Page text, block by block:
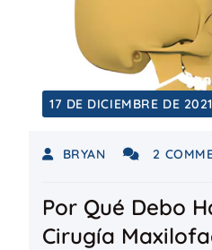
17 DE DICIEMBRE DE 2021
BRYAN 2
Por Qué Debo
Cirugía